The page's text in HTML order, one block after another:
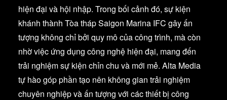
hiện đại và hội nhập. Trong bối cảnh đó, sự kiện
khánh thành Tòa tháp Saigon Marina IFC gây ấn
tượng không chỉ bởi quy mô của công trình, mà còn
nhờ việc ứng dụng công nghệ hiện đại, mang đến
trải nghiệm sự kiện chỉn chu và mới mẻ. Alta Media
tự hào góp phần tạo nên không gian trải nghiệm
chuyên nghiệp và ấn tượng với các thiết bị công